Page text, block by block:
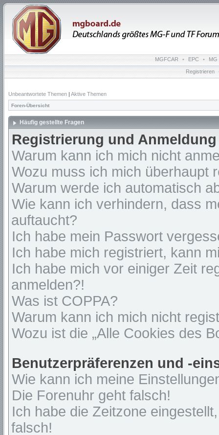
MGFCAR • EPC • MG
Registrieren
Unbeantwortete Themen | Aktive Themen
Foren-Übersicht
Häufig gestellte Fragen
Registrierung und Anmeldung
Warum kann ich mich nicht
Wozu muss ich mich überhaupt
Warum werde ich automatisch
Wie kann ich verhindern, dass
auftaucht?
Ich habe mein Passwort
Ich habe mich registriert, kann
Ich habe mich vor einiger Zeit
anmelden?!
Was ist COPPA?
Warum kann ich mich nicht
Wozu ist die „Alle Cookies des
Benutzerpräferenzen und -
Wie kann ich meine
Die Forenuhr geht falsch!
Ich habe die Zeitzone
falsch!